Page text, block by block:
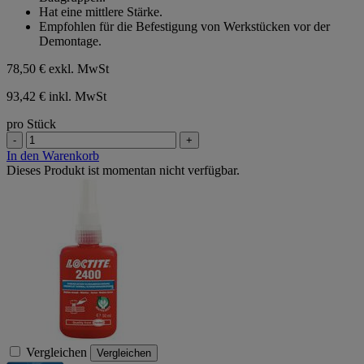
Hat eine mittlere Stärke.
Empfohlen für die Befestigung von Werkstücken vor der
Demontage.
78,50 € exkl. MwSt
93,42 € inkl. MwSt
pro Stück
- +
In den Warenkorb
Dieses Produkt ist momentan nicht verfügbar.
Vergleichen Vergleichen